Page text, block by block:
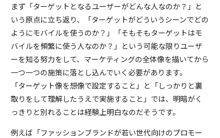
まず「ターゲットとなるユーザーがどんな人なのか？」と
いう原点に立ち返り、「ターゲットがどういうシーンでどの
ようにモバイルを使うのか？」「そもそもターゲットはモ
バイルを頻繁に使う人なのか？」という可能な限りユーザ
ーを知る努力をして、マーケティングの全体像を描いてから
一つ一つの施策に落とし込んでいく必要があります。
「ターゲット像を想像で設定すること」と「しっかりと裏
取りをして理解したうえで実施すること」では、明暗がく
っきりと別れることは経験上明白なのだそうです。
例えば「ファッションブランドが若い世代向けのプロモー